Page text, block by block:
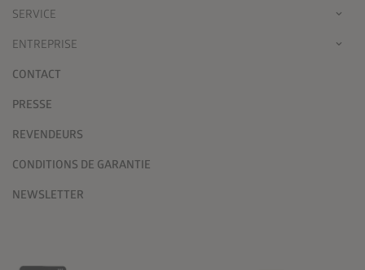
SERVICE
ENTREPRISE
CONTACT
PRESSE
REVENDEURS
CONDITIONS DE GARANTIE
NEWSLETTER